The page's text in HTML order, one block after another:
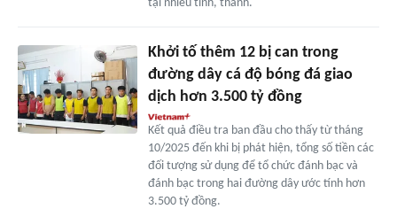
tại nhiều tỉnh, thành.
Khởi tố thêm 12 bị can trong
đường dây cá độ bóng đá giao
dịch hơn 3.500 tỷ đồng
Kết quả điều tra ban đầu cho thấy từ tháng
10/2025 đến khi bị phát hiện, tổng số tiền các
đối tượng sử dụng để tổ chức đánh bạc và
đánh bạc trong hai đường dây ước tính hơn
3.500 tỷ đồng.